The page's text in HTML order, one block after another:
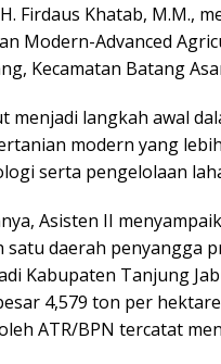
Firdaus Khatab, M.M.,
Modern-Advanced
Kecamatan Batang
menjadi langkah awal
modern yang
serta pengelolaan
Asisten II
satu daerah penyangga
Kabupaten Tanjung
4,579 ton per
ATR/BPN tercatat